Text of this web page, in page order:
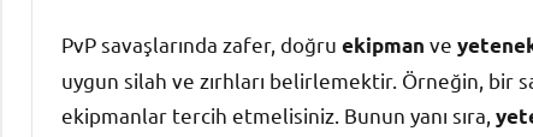
PvP savaşlarında zafer, doğru ekipman ve
uygun silah ve zırhları belirlemektir. Örneğin, bir
ekipmanlar tercih etmelisiniz. Bunun yanı sıra,